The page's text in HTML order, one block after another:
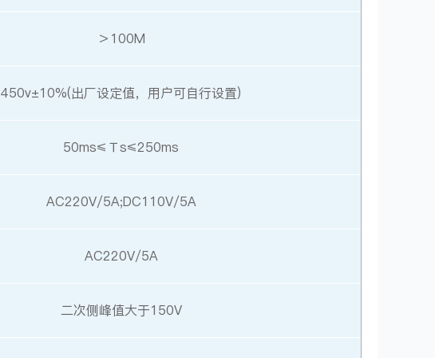
＞100M
450v±10%(出厂设定值，用户可自行设置)
50ms≤Ｔs≤250ms
AC220V/5A;DC110V/5A
AC220V/5A
二次侧峰值大于150V